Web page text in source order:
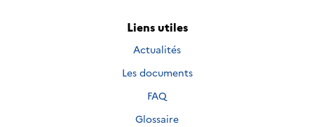
Liens utiles
Actualités
Les documents
FAQ
Glossaire